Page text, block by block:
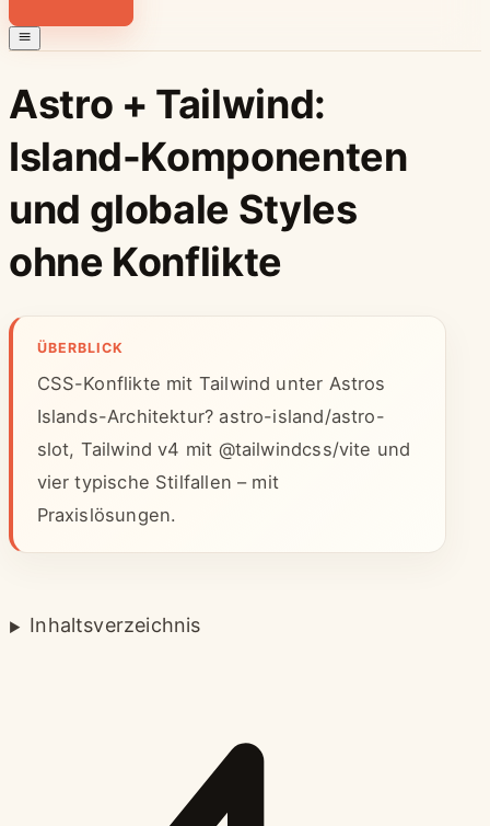
Astro + Tailwind:
Island-Komponenten
und globale Styles
ohne Konflikte
ÜBERBLICK
CSS-Konflikte mit Tailwind unter Astros
Islands-Architektur? astro-island/astro-
slot, Tailwind v4 mit @tailwindcss/vite und
vier typische Stilfallen – mit
Praxislösungen.
Inhaltsverzeichnis